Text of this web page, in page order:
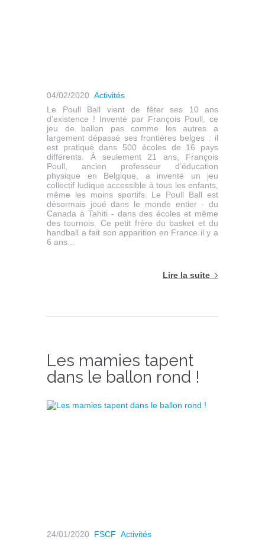
04/02/2020 Activités
Le Poull Ball vient de fêter ses 10 ans
d’existence ! Inventé par François Poull, ce
jeu de ballon pas comme les autres a
largement dépassé ses frontières belges : il
est pratiqué dans 500 écoles de 16 pays
différents. À seulement 21 ans, François
Poull, ancien professeur d’éducation
physique en Belgique, a inventé un jeu
collectif ludique accessible à tous les enfants,
même les moins sportifs. Le Poull Ball est
désormais joué dans le monde entier - du
Canada à Tahiti - dans des écoles et même
des tournois. Ce petit frère du basket et du
handball a fait son apparition en France il y a
6 ans...
Lire la suite
Les mamies tapent
dans le ballon rond !
24/01/2020 FSCF Activités